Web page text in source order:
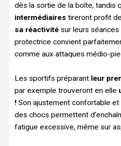
dès la sortie de la boîte, tandis
intermédiaires tireront profit
sa réactivité sur leurs
protectrice convient
comme aux attaques médio-
Les sportifs préparant leur
par exemple trouveront en elle
! Son ajustement confortable
des chocs permettent
fatigue excessive, même sur